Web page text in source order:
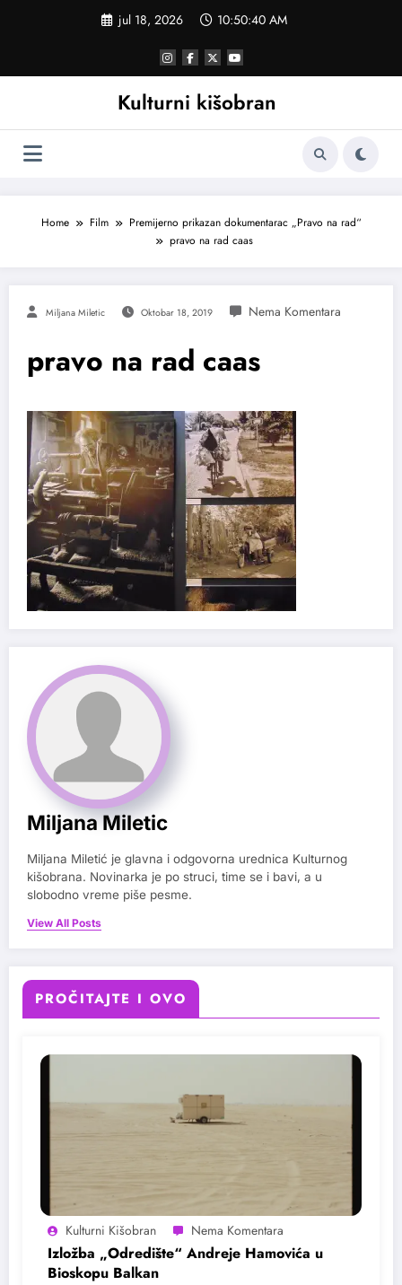
jul 18, 2026 10:50:41 AM
Kulturni kišobran
Home Film
Premijerno prikazan dokumentarac „Pravo na rad“
pravo na rad caas
Miljana Miletic Oktobar 18, 2019
pravo na rad caas
Miljana Miletic
Miljana Miletić je glavna i odgovorna urednica Kulturnog
kišobrana. Novinarka je po struci, time se i bavi, a u
slobodno vreme piše pesme.
View All Posts
PROČITAJTE I OVO
Kulturni Kišobran
Izložba „Odredište“ Andreje Hamovića u
Bioskopu Balkan